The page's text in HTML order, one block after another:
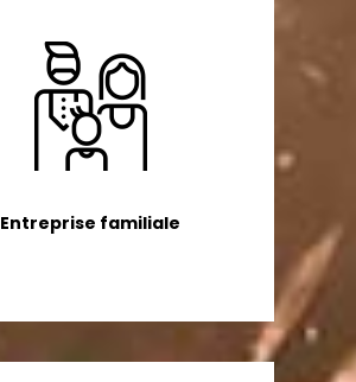
Entreprise familiale